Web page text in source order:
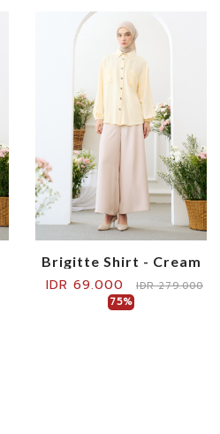
Brigitte Shirt - Cream
IDR 69.000
IDR 279.000
75%